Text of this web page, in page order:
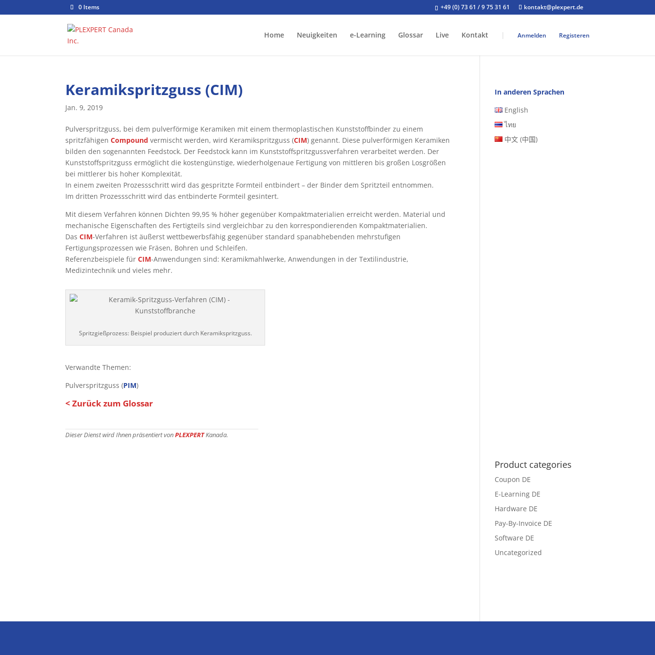
+49 (0) 73 61 / 9 75 31 61 kontakt@plexpert.de
0 Items
Home Neuigkeiten e-Learning Glossar Live Kontakt | Anmelden Registeren
Keramikspritzguss (CIM)
Jan. 9, 2019
Pulverspritzguss, bei dem pulverförmige Keramiken mit einem thermoplastischen Kunststoffbinder zu einem
spritzfähigenCompound vermischt werden, wird Keramikspritzguss (CIM) genannt. Diese pulverförmigen Keramiken
bilden den sogenannten Feedstock. Der Feedstock kann im Kunststoffspritzgussverfahren verarbeitet werden. Der
Kunststoffspritzguss ermöglicht die kostengünstige, wiederholgenaue Fertigung von mittleren bis großen Losgrößen
bei mittlerer bis hoher Komplexität.
In einem zweiten Prozessschritt wird das gespritzte Formteil entbindert – der Binder dem Spritzteil entnommen.
Im dritten Prozessschritt wird das entbinderte Formteil gesintert.
Mit diesem Verfahren können Dichten 99,95 % höher gegenüber Kompaktmaterialien erreicht werden. Material und
mechanische Eigenschaften des Fertigteils sind vergleichbar zu den korrespondierenden Kompaktmaterialien.
DasCIM-Verfahren ist äußerst wettbewerbsfähig gegenüber standard spanabhebenden mehrstufigen
Fertigungsprozessen wie Fräsen, Bohren und Schleifen.
Referenzbeispiele fürCIM-Anwendungen sind: Keramikmahlwerke, Anwendungen in der Textilindustrie,
Medizintechnik und vieles mehr.
Spritzgießprozess: Beispiel produziert durch Keramikspritzguss.
Verwandte Themen:
Pulverspritzguss (PIM)
< Zurück zum Glossar
Dieser Dienst wird Ihnen präsentiert vonPLEXPERTKanada.
In anderen Sprachen
English
ไทย
中文 (中国)
Product categories
Coupon DE
E-Learning DE
Hardware DE
Pay-By-Invoice DE
Software DE
Uncategorized